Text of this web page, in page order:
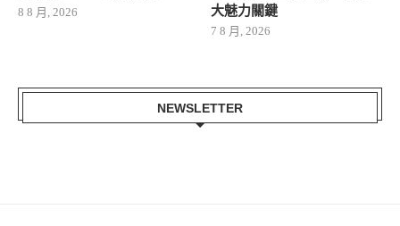
8 8 月, 2026
大魅力關鍵
7 8 月, 2026
NEWSLETTER